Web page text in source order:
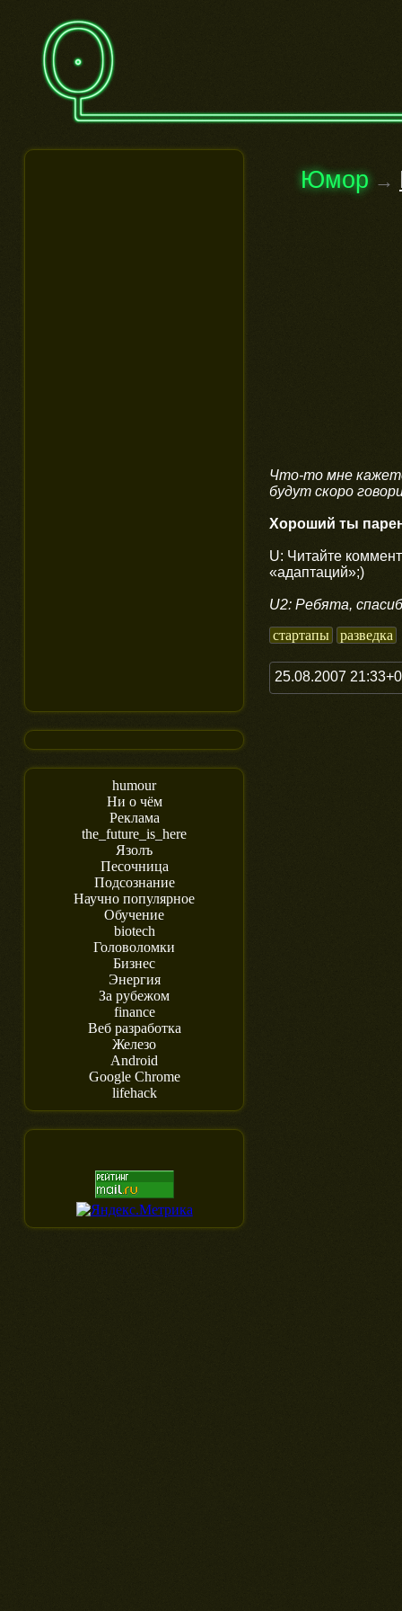
humour
Ни о чём
Реклама
the_future_is_here
Язолъ
Песочница
Подсознание
Научно популярное
Обучение
biotech
Головоломки
Бизнес
Энергия
За рубежом
finance
Веб разработка
Железо
Android
Google Chrome
lifehack
Юмор →
Что-то мне
будут скоро
Хороший ты
U: Читайте
«адаптаций»;)
U2: Ребята,
стартапы
разведка
25.08.2007